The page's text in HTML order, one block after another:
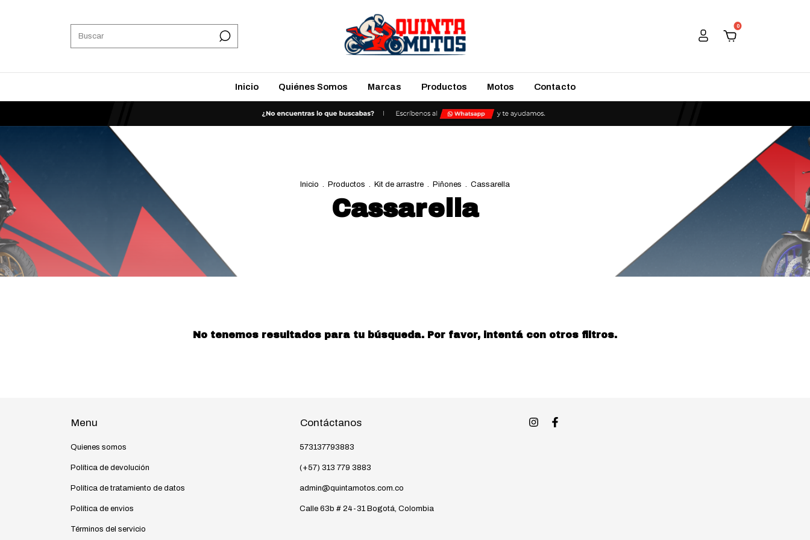
0
Inicio Quiénes Somos Marcas Productos Motos Contacto
Inicio . Productos . Kit de arrastre . Piñones . Cassarella
Cassarella
No tenemos resultados para tu búsqueda. Por favor, intentá con otros filtros.
Menu
Quienes somos
Política de devolución
Política de tratamiento de datos
Política de envios
Términos del servicio
Contáctanos
573137793883
(+57) 313 779 3883
admin@quintamotos.com.co
Calle 63b # 24-31 Bogotá, Colombia